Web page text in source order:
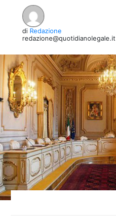
di Redazione
redazione@quotidianolegale.it